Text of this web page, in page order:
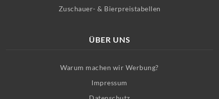
Zuschauer- & Bierpreistabellen
ÜBER UNS
Warum machen wir Werbung?
Impressum